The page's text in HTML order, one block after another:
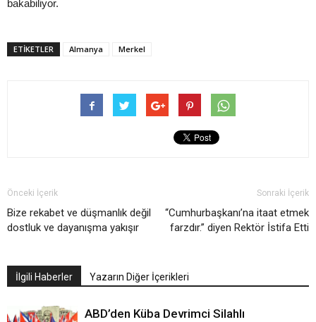
bakabiliyor.
ETIKETLER Almanya Merkel
Önceki İçerik
Bize rekabet ve düşmanlık değil
dostluk ve dayanışma yakışır
Sonraki İçerik
“Cumhurbaşkanı’na itaat etmek
farzdır.” diyen Rektör İstifa Etti
İlgili Haberler Yazarın Diğer İçerikleri
ABD’den Küba Devrimci Silahlı